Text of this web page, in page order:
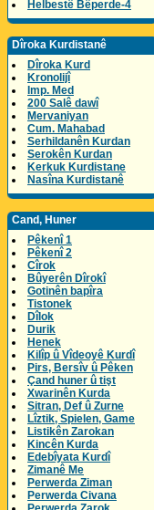
Helbestê Bêperde-4
Dîroka Kurdistanê
Dîroka Kurd
Kronolijî
Imp. Med
200 Salê dawî
Mervaniyan
Cum. Mahabad
Serhildanên Kurdan
Serokên Kurdan
Kerkuk Kurdistane
Nasîna Kurdistanê
Cand, Huner
Pêkenî 1
Pêkenî 2
Cîrok
Bûyerên Dîrokî
Gotinên bapîra
Tistonek
Dîlok
Durik
Henek
Kilîp û Vîdeoyê Kurdî
Pirs, Bersîv û Pêken
Çand huner û tişt
Xwarinên Kurda
Sitran, Def û Zurne
Lîztik, Spielen, Game
Listikên Zarokan
Kincên Kurda
Edebîyata Kurdî
Zimanê Me
Perwerda Ziman
Perwerda Civana